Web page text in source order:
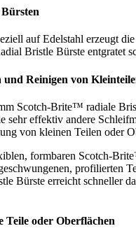
auf Edelstahl erzeugt
Bristle Bürste entgratet
und Reinigen von
Scotch-Brite™ radiale
sehr effektiv andere
von kleinen Teilen oder
formbaren Scotch-
profilierten
Bürste erreicht schneller
Teile oder Oberflächen